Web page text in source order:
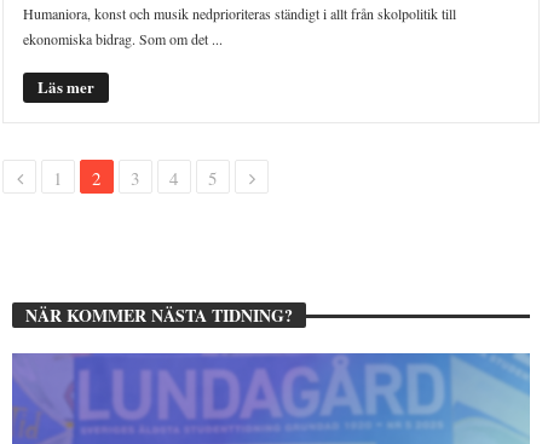
Humaniora, konst och musik nedprioriteras ständigt i allt från skolpolitik till
ekonomiska bidrag. Som om det ...
Läs mer
1 2 3 4 5
NÄR KOMMER NÄSTA TIDNING?